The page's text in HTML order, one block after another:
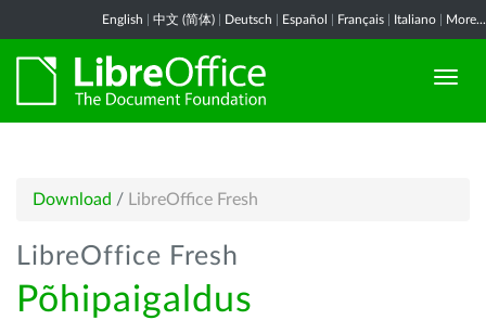
English 中文 (简体) Deutsch Español Français Italiano More...
Download / LibreOffice Fresh
LibreOffice Fresh
Põhipaigaldus